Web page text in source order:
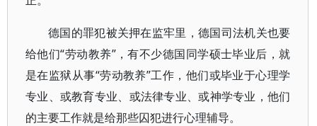
德国的罪犯被关押在监牢里，德国司法机关也要
给他们“劳动教养”，有不少德国同学硕士毕业后，就
是在监狱从事“劳动教养”工作，他们或毕业于心理学
专业、或教育专业、或法律专业、或神学专业，他们
的主要工作就是给那些囚犯进行心理辅导。